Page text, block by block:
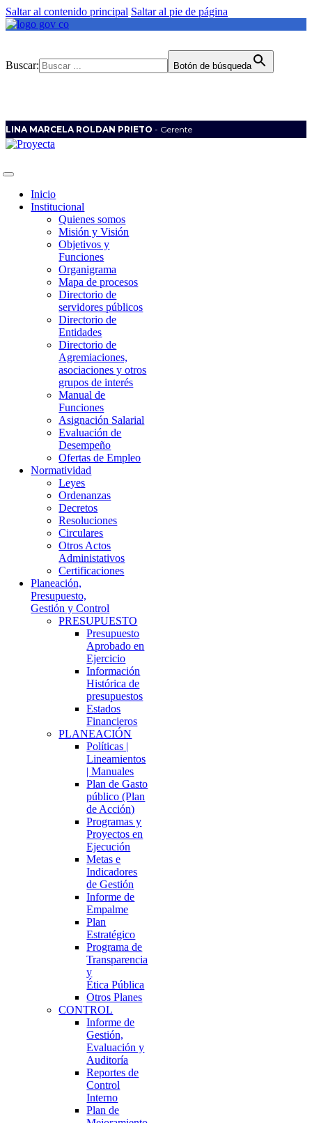
Saltar al contenido principal Saltar al pie de página
Buscar: Botón de búsqueda
LINA MARCELA ROLDAN PRIETO - Gerente
Inicio
Institucional
Quienes somos
Misión y Visión
Objetivos y
Funciones
Organigrama
Mapa de procesos
Directorio de
servidores públicos
Directorio de
Entidades
Directorio de
Agremiaciones,
asociaciones y otros
grupos de interés
Manual de
Funciones
Asignación Salarial
Evaluación de
Desempeño
Ofertas de Empleo
Normatividad
Leyes
Ordenanzas
Decretos
Resoluciones
Circulares
Otros Actos
Administativos
Certificaciones
Planeación,
Presupuesto,
Gestión y Control
PRESUPUESTO
Presupuesto
Aprobado en
Ejercicio
Información
Histórica de
presupuestos
Estados
Financieros
PLANEACIÓN
Políticas |
Lineamientos
| Manuales
Plan de Gasto
público (Plan
de Acción)
Programas y
Proyectos en
Ejecución
Metas e
Indicadores
de Gestión
Informe de
Empalme
Plan
Estratégico
Programa de
Transparencia
y
Ética Pública
Otros Planes
CONTROL
Informe de
Gestión,
Evaluación y
Auditoría
Reportes de
Control
Interno
Plan de